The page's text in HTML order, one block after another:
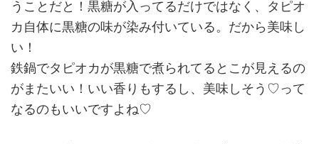
うことだと！黒糖が入ってるだけではなく、タピオ
カ自体に黒糖の味が染み付いている。だから美味し
い！
鉄鍋でタピオカが黒糖で煮られてるとこが見えるの
がまたいい！いい香りもするし、美味しそう♡って
なるのもいいですよね♡